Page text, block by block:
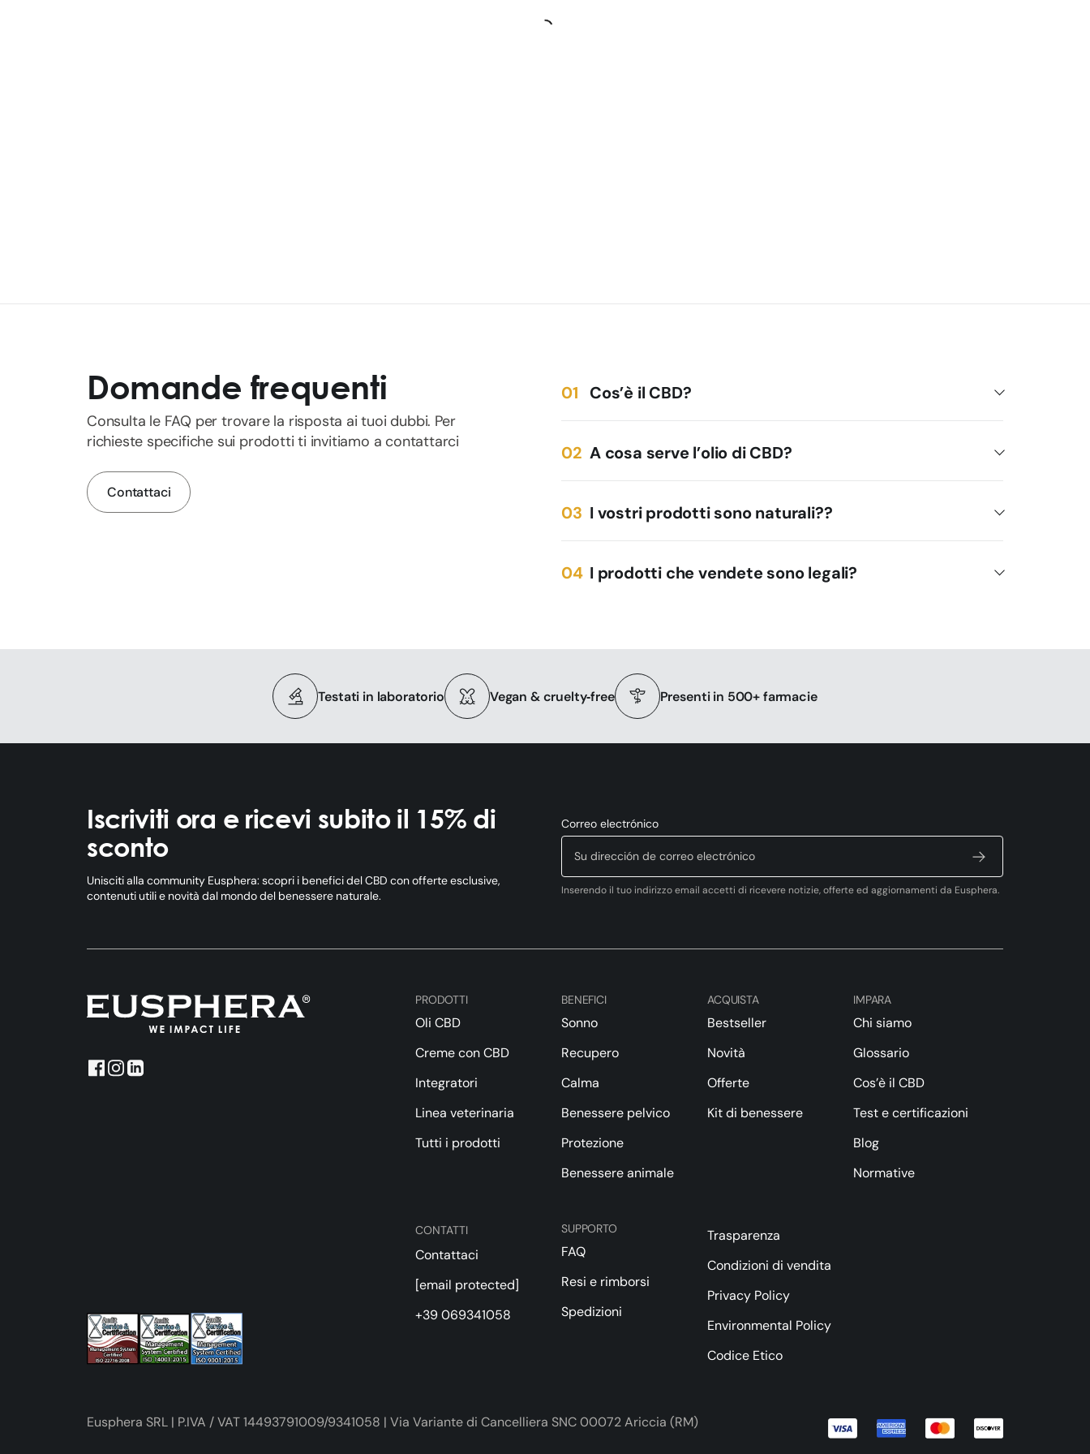
Domande frequenti
Consulta le FAQ per trovare la risposta ai tuoi dubbi. Per
richieste specifiche sui prodotti ti invitiamo a contattarci
Contattaci
Cos’è il CBD?
A cosa serve l’olio di CBD?
I vostri prodotti sono naturali??
I prodotti che vendete sono legali?
Testati in laboratorio Vegan & cruelty‑free Presenti in 500+ farmacie
Iscriviti ora e ricevi subito il 15% di
sconto
Unisciti alla community Eusphera: scopri i benefici del CBD con offerte esclusive,
contenuti utili e novità dal mondo del benessere naturale.
Correo electrónico
Inserendo il tuo indirizzo email accetti di ricevere notizie, offerte ed aggiornamenti da Eusphera.
PRODOTTI
Oli CBD
Creme con CBD
Integratori
Linea veterinaria
Tutti i prodotti
BENEFICI
Sonno
Recupero
Calma
Benessere pelvico
Protezione
Benessere animale
ACQUISTA
Bestseller
Novità
Offerte
Kit di benessere
IMPARA
Chi siamo
Glossario
Cos’è il CBD
Test e certificazioni
Blog
Normative
CONTATTI
Contattaci
[email protected]
+39 069341058
SUPPORTO
FAQ
Resi e rimborsi
Spedizioni
Trasparenza
Condizioni di vendita
Privacy Policy
Environmental Policy
Codice Etico
Eusphera SRL | P.IVA / VAT 14493791009/9341058 | Via Variante di Cancelliera SNC 00072 Ariccia (RM)